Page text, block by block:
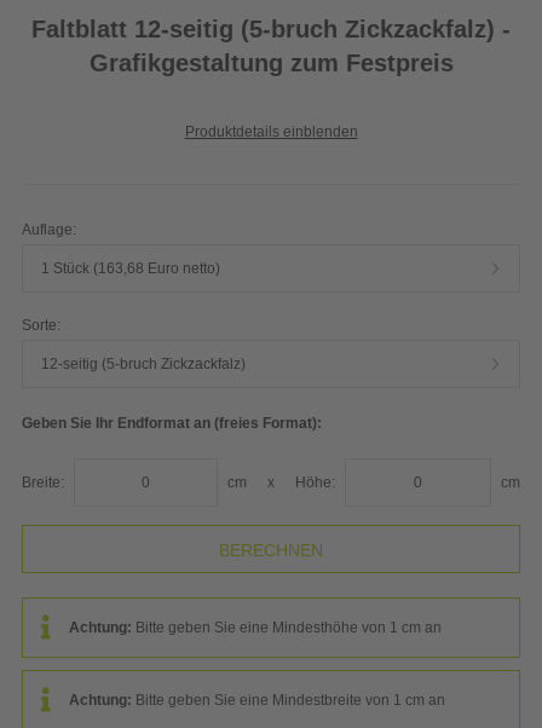
Faltblatt 12-seitig (5-bruch Zickzackfalz) -
Grafikgestaltung zum Festpreis
Produktdetails einblenden
Auflage:
1 Stück (163,68 Euro netto)
Sorte:
12-seitig (5-bruch Zickzackfalz)
Geben Sie Ihr Endformat an (freies Format):
Breite: cm x Höhe: cm
Achtung: Bitte geben Sie eine Mindesthöhe von 1 cm an
Achtung: Bitte geben Sie eine Mindestbreite von 1 cm an